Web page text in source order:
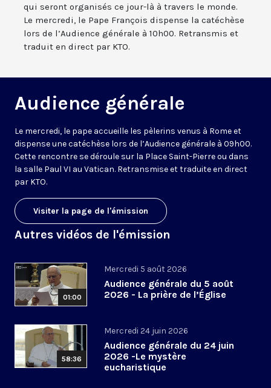
qui seront organisés ce jour-là à travers le monde.
Le mercredi, le Pape François dispense la catéchèse
lors de l’Audience générale à 10h00. Retransmis et
traduit en direct par KTO.
Audience générale
Le mercredi, le pape accueille les pèlerins venus à Rome et
dispense une catéchèse lors de l’Audience générale à 09h00.
Cette rencontre se déroule sur la Place Saint-Pierre ou dans
la salle Paul VI au Vatican. Retransmise et traduite en direct
par KTO.
Visiter la page de l'émission
Autres vidéos de l'émission
01:00
Mercredi 5 août 2026
Audience générale du 5 août
2026 - La prière de l’Église
58:36
Mercredi 24 juin 2026
Audience générale du 24 juin
2026 -Le mystère
eucharistique